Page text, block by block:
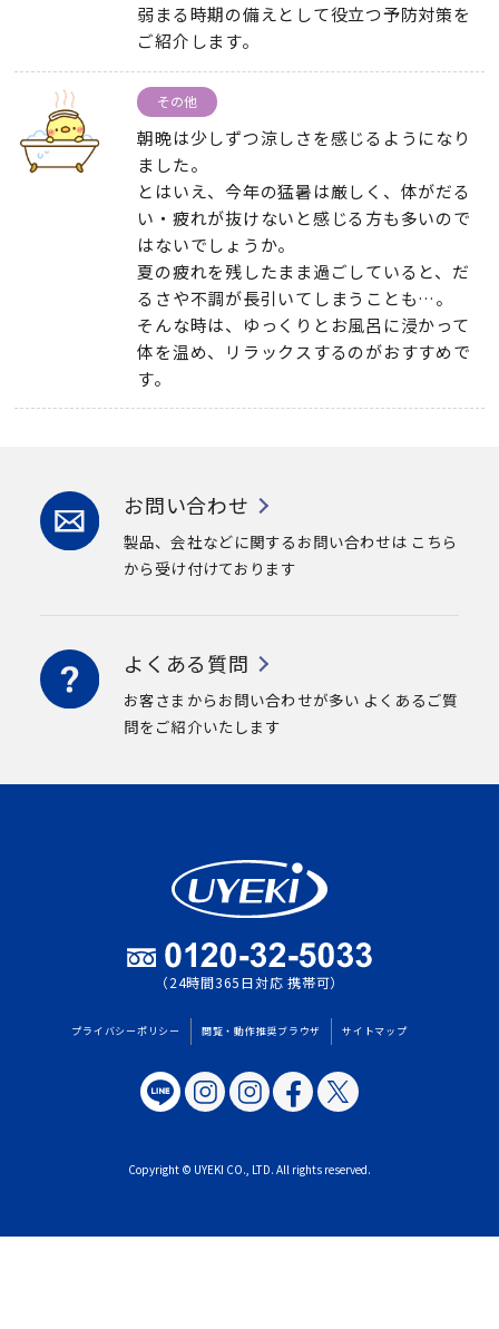
弱まる時期の備えとして役立つ予防対策を
ご紹介します。
その他
朝晩は少しずつ涼しさを感じるようになり
ました。
とはいえ、今年の猛暑は厳しく、体がだる
い・疲れが抜けないと感じる方も多いので
はないでしょうか。
夏の疲れを残したまま過ごしていると、だ
るさや不調が長引いてしまうことも…。
そんな時は、ゆっくりとお風呂に浸かって
体を温め、リラックスするのがおすすめで
す。
お問い合わせ
製品、会社などに関するお問い合わせは こちら
から受け付けております
よくある質問
お客さまからお問い合わせが多い よくあるご質
問をご紹介いたします
（24時間365日対応 携帯可）
プライバシーポリシー 閲覧・動作推奨ブラウザ サイトマップ
Copyright © UYEKI CO., LTD. All rights reserved.